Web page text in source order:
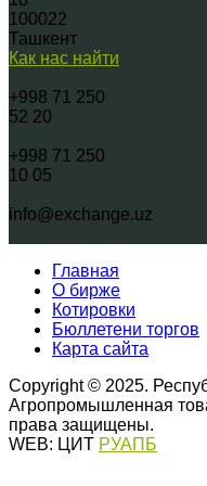
100022
Ташкент
Как нас найти
+998 71 250
52 20
+998 71 250
10 05
info@exchange.uz
Главная
О бирже
Котировки
Бюллетени торгов
Карта сайта
Copyright © 2025.
Агропромышленная
права защищены.
WEB: ЦИТ РУАПБ